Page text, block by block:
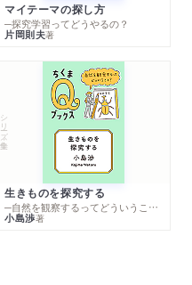
マイテーマの探し方
─探究学習ってどうやるの？
片岡則夫著
シリーズ・全集
生きものを探究する
─自然を観察するってどういうこと？
小島渉著